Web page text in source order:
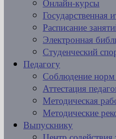
Онлайн-курсы
Государственная
Расписание
Электронная
Студенческий
Педагогу
Соблюдение норм
Аттестация
Методическая
Методические
Выпускнику